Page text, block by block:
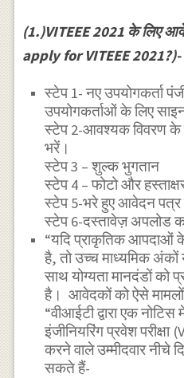
(1.)VITEEE 2021 के लिए
apply for VITEEE 2021?)-
स्टेप 1- नए उपयोगकर्ता
उपयोगकर्ताओं के लिए
स्टेप 2-आवश्यक विवरण
भरें।
स्टेप 3 – शुल्क भुगतान
स्टेप 4 – फोटो और
स्टेप 5-भरे हुए आवेदन
स्टेप 6-दस्तावेज़ अपलोड
“यदि प्राकृतिक आपदाओं के
है, तो उच्च माध्यमिक अंकों
साथ योग्यता मानदंडों को
है। आवेदकों को ऐसे मामलों
“वीआईटी द्वारा एक
इंजीनियरिंग प्रवेश परीक्षा
करने वाले उम्मीदवार नीचे
सकते हैं-